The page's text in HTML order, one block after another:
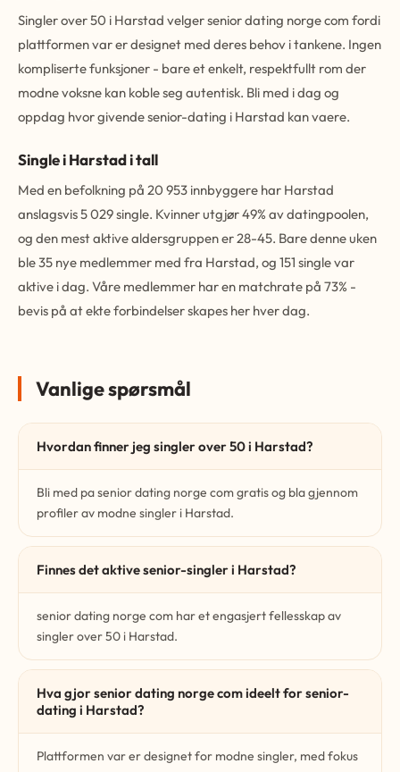
Singler over 50 i Harstad velger senior dating norge com fordi
plattformen var er designet med deres behov i tankene. Ingen
kompliserte funksjoner - bare et enkelt, respektfullt rom der
modne voksne kan koble seg autentisk. Bli med i dag og
oppdag hvor givende senior-dating i Harstad kan vaere.
Single i Harstad i tall
Med en befolkning på 20 953 innbyggere har Harstad
anslagsvis 5 029 single. Kvinner utgjør 49% av datingpoolen,
og den mest aktive aldersgruppen er 28-45. Bare denne uken
ble 35 nye medlemmer med fra Harstad, og 151 single var
aktive i dag. Våre medlemmer har en matchrate på 73% -
bevis på at ekte forbindelser skapes her hver dag.
Vanlige spørsmål
Hvordan finner jeg singler over 50 i Harstad?
Bli med pa senior dating norge com gratis og bla gjennom
profiler av modne singler i Harstad.
Finnes det aktive senior-singler i Harstad?
senior dating norge com har et engasjert fellesskap av
singler over 50 i Harstad.
Hva gjor senior dating norge com ideelt for senior-
dating i Harstad?
Plattformen var er designet for modne singler, med fokus